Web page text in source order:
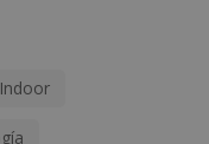
Indoor